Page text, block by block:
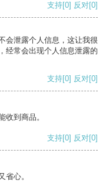
支持[0] 反对[0]
会泄露个人信息，这让我很
经常会出现个人信息泄露的
支持[0] 反对[0]
收到商品。
支持[0] 反对[0]
省心。